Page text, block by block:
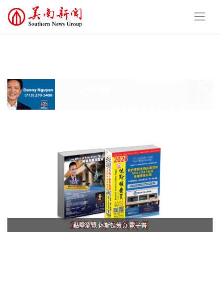
點擊瀏覽 休斯頓黃頁 電子書